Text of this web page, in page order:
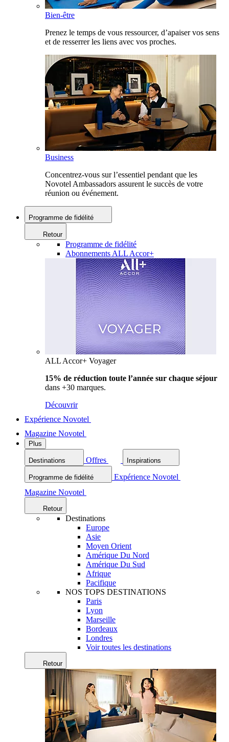
Bien-être
Prenez le temps de vous ressourcer, d’apaiser vos sens
et de resserrer les liens avec vos proches.
Business
Concentrez-vous sur l’essentiel pendant que les
Novotel Ambassadors assurent le succès de votre
réunion ou événement.
Programme de fidélité
Retour
Programme de fidélité
Abonnements ALL Accor+
ALL Accor+ Voyager
15% de réduction toute l’année sur chaque séjour
dans +30 marques.
Découvrir
Expérience Novotel
Magazine Novotel
Plus
Destinations Offres Inspirations
Programme de fidélité
Expérience Novotel
Magazine Novotel
Retour
Destinations
Europe
Asie
Moyen Orient
Amérique Du Nord
Amérique Du Sud
Afrique
Pacifique
NOS TOPS DESTINATIONS
Paris
Lyon
Marseille
Bordeaux
Londres
Voir toutes les destinations
Retour